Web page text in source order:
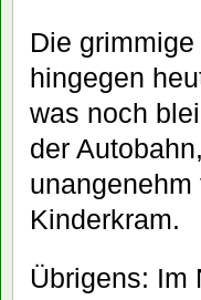
Die
hingegen
was noch
der
Kinderkram.
Übrigens: Im